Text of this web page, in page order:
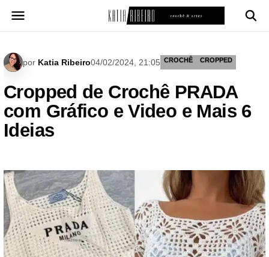
para
por Katia Ribeiro04/02/2024, 21:05 CROCHÊ CROPPED
Cropped de Crochê PRADA
com Gráfico e Video e Mais 6
Ideias